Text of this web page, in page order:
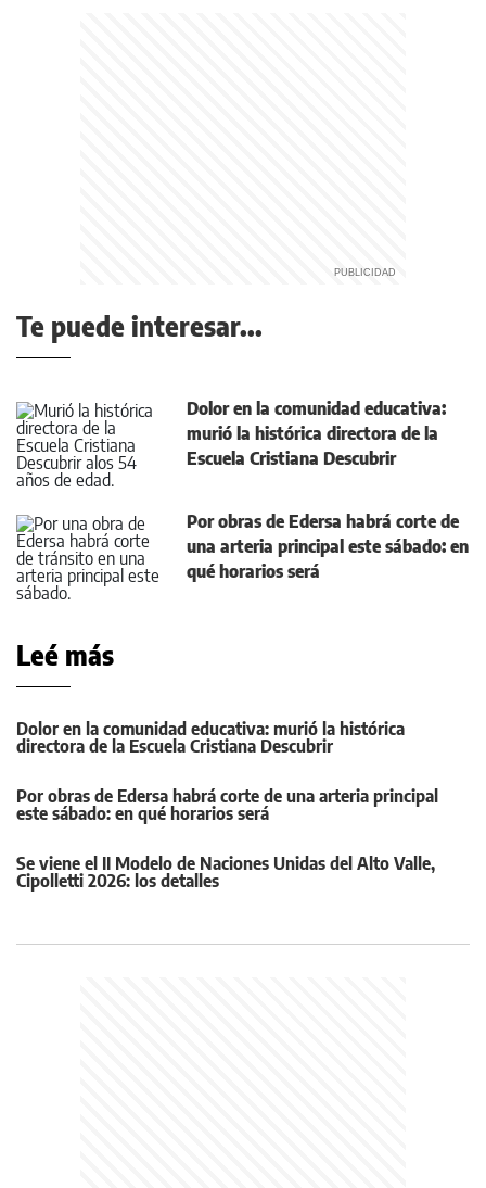
Te puede interesar...
Dolor en la comunidad educativa:
murió la histórica directora de la
Escuela Cristiana Descubrir
Por obras de Edersa habrá corte de
una arteria principal este sábado: en
qué horarios será
Leé más
Dolor en la comunidad educativa: murió la histórica
directora de la Escuela Cristiana Descubrir
Por obras de Edersa habrá corte de una arteria principal
este sábado: en qué horarios será
Se viene el II Modelo de Naciones Unidas del Alto Valle,
Cipolletti 2026: los detalles